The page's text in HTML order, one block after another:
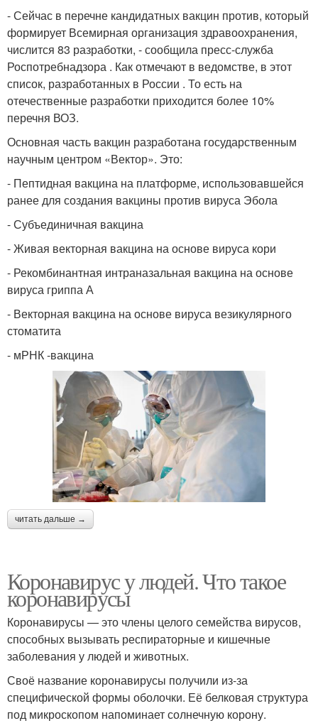
- Сейчас в перечне кандидатных вакцин против, который
формирует Всемирная организация здравоохранения,
числится 83 разработки, - сообщила пресс-служба
Роспотребнадзора . Как отмечают в ведомстве, в этот
список, разработанных в России . То есть на
отечественные разработки приходится более 10%
перечня ВОЗ.
Основная часть вакцин разработана государственным
научным центром «Вектор». Это:
- Пептидная вакцина на платформе, использовавшейся
ранее для создания вакцины против вируса Эбола
- Субъединичная вакцина
- Живая векторная вакцина на основе вируса кори
- Рекомбинантная интраназальная вакцина на основе
вируса гриппа А
- Векторная вакцина на основе вируса везикулярного
стоматита
- мРНК -вакцина
читать дальше →
Коронавирус у людей. Что такое
коронавирусы
Коронавирусы — это члены целого семейства вирусов,
способных вызывать респираторные и кишечные
заболевания у людей и животных.
Своё название коронавирусы получили из‑за
специфической формы оболочки. Её белковая структура
под микроскопом напоминает солнечную корону.